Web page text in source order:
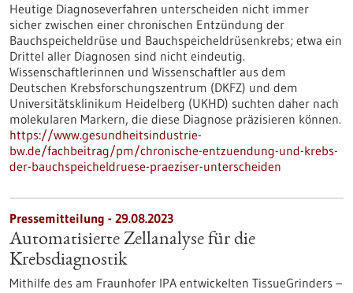
Heutige Diagnoseverfahren unterscheiden nicht immer
sicher zwischen einer chronischen Entzündung der
Bauchspeicheldrüse und Bauchspeicheldrüsenkrebs; etwa ein
Drittel aller Diagnosen sind nicht eindeutig.
Wissenschaftlerinnen und Wissenschaftler aus dem
Deutschen Krebsforschungszentrum (DKFZ) und dem
Universitätsklinikum Heidelberg (UKHD) suchten daher nach
molekularen Markern, die diese Diagnose präzisieren können.
https://www.gesundheitsindustrie-
bw.de/fachbeitrag/pm/chronische-entzuendung-und-krebs-
der-bauchspeicheldruese-praeziser-unterscheiden
Pressemitteilung - 29.08.2023
Automatisierte Zellanalyse für die
Krebsdiagnostik
Mithilfe des am Fraunhofer IPA entwickelten TissueGrinders –